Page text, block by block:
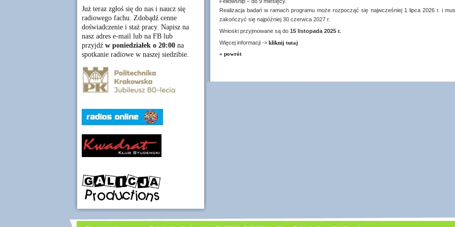
Już teraz zgłoś się do nas i naucz się
radiowego fachu. Zdobądź cenne
doświadczenie i staż pracy. Napisz na
nasz adres e-mail lub na FB lub
przyjdź w poniedziałek o 20:00na
spotkanie radiowe w naszej siedzibie.
Realizacja badań w ramach programu może rozpocząć się najwcześniej 1 lipca 2026 r. i
zakończyć się najpóźniej 30 czerwca 2027 r.
Wnioski przyjmowane są do 15 listopada 2025 r.
Więcej informacji -> kliknij tutaj
« powrót